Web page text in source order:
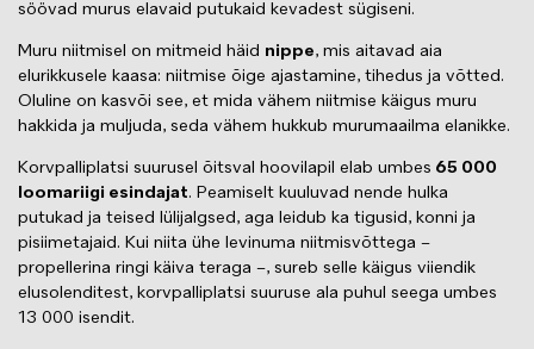
söövad murus elavaid putukaid kevadest sügiseni.
Muru niitmisel on mitmeid häid nippe, mis aitavad aia
elurikkusele kaasa: niitmise õige ajastamine, tihedus ja võtted.
Oluline on kasvõi see, et mida vähem niitmise käigus muru
hakkida ja muljuda, seda vähem hukkub murumaailma elanikke.
Korvpalliplatsi suurusel õitsval hoovilapil elab umbes 65 000
loomariigi esindajat. Peamiselt kuuluvad nende hulka
putukad ja teised lülijalgsed, aga leidub ka tigusid, konni ja
pisiimetajaid. Kui niita ühe levinuma niitmisvõttega –
propellerina ringi käiva teraga –, sureb selle käigus viiendik
elusolenditest, korvpalliplatsi suuruse ala puhul seega umbes
13 000 isendit.